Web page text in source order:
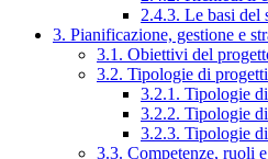
2.4.3. Le basi
3. Pianificazione, gestione e
3.1. Obiettivi del
3.2. Tipologie di progetti
3.2.1. Tipologie
3.2.2. Tipologie
3.2.3. Tipologie
3.3. Competenze, ruoli